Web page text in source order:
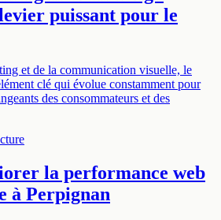
puissant pour le
et de la communication visuelle, le
clé qui évolue constamment pour
des consommateurs et des
la performance web
à Perpignan